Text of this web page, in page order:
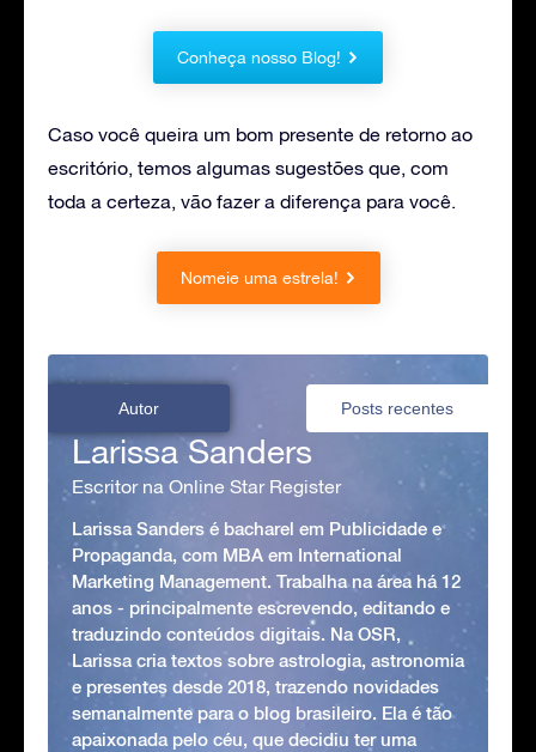
Conheça nosso Blog!
Caso você queira um bom presente de retorno ao
escritório, temos algumas sugestões que, com
toda a certeza, vão fazer a diferença para você.
Nomeie uma estrela!
Autor Posts recentes
Larissa Sanders
Escritor na Online Star Register
Larissa Sanders é bacharel em Publicidade e
Propaganda, com MBA em International
Marketing Management. Trabalha na área há 12
anos - principalmente escrevendo, editando e
traduzindo conteúdos digitais. Na OSR,
Larissa cria textos sobre astrologia, astronomia
e presentes desde 2018, trazendo novidades
semanalmente para o blog brasileiro. Ela é tão
apaixonada pelo céu, que decidiu ter uma